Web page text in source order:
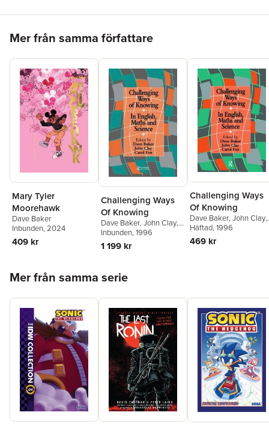
Mer från samma författare
Mary Tyler
Moorehawk
Dave Baker
Inbunden, 2024
409 kr
Challenging Ways
Of Knowing
Dave Baker,John Clay,
Carol Fox
Inbunden, 1996
1 199 kr
Challenging Ways
Of Knowing
Dave Baker,John Clay,
Carol Fox
Häftad, 1996
469 kr
Mer från samma serie